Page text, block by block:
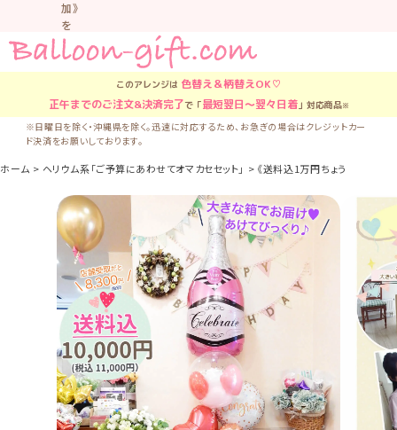
加》
を
お
す
す
し
て
い
す。
車
中
な
ど
置
か
な
い
よ
う
気
を
つ
け
このアレンジは 色替え＆柄替えOK♡
正午までのご注文&決済完了で「最短翌日〜翌々日着」対応商品※
※日曜日を除く・沖縄県を除く。迅速に対応するため、お急ぎの場合はクレジットカー
ド決済をお願いしております。
ホーム ヘリウム系「ご予算にあわせてオマカセセット」 《送料込1万円ちょうど》お得